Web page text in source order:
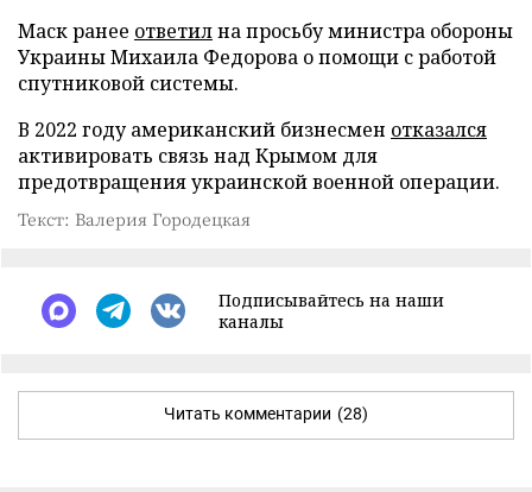
Маск ранее ответилна просьбу министра обороны
Украины Михаила Федорова о помощи с работой
спутниковой системы.
В 2022 году американский бизнесмен отказался
активировать связь над Крымом для
предотвращения украинской военной операции.
Текст: Валерия Городецкая
Подписывайтесь на наши
каналы
Читать комментарии (28)